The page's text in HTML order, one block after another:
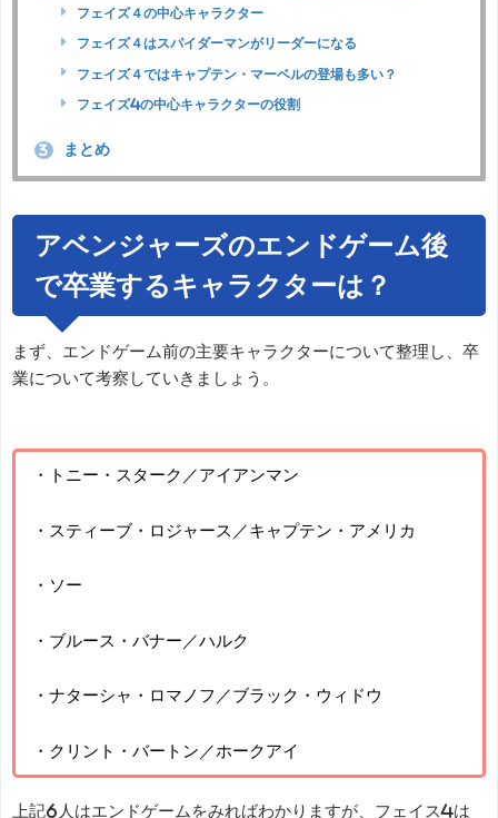
フェイズ４の中心キャラクター
フェイズ４はスパイダーマンがリーダーになる
フェイズ４ではキャプテン・マーベルの登場も多い？
フェイズ4の中心キャラクターの役割
3 まとめ
アベンジャーズのエンドゲーム後
で卒業するキャラクターは？
まず、エンドゲーム前の主要キャラクターについて整理し、卒
業について考察していきましょう。
・トニー・スターク／アイアンマン
・スティーブ・ロジャース／キャプテン・アメリカ
・ソー
・ブルース・バナー／ハルク
・ナターシャ・ロマノフ／ブラック・ウィドウ
・クリント・バートン／ホークアイ
上記6人はエンドゲームをみればわかりますが、フェイス4は